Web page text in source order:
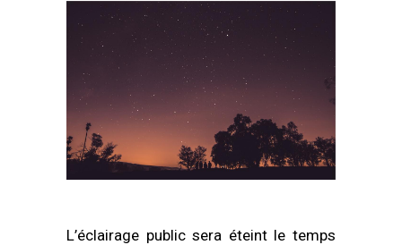
L’éclairage public sera éteint le temps